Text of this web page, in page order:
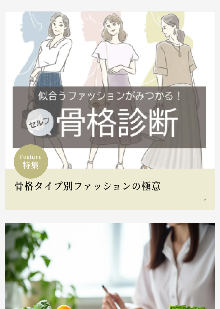
Feature
特集
骨格タイプ別ファッションの極意